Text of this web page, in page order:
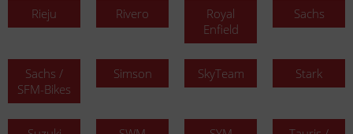
Rieju Rivero
Royal
Enfield
Sachs
Sachs /
SFM-Bikes
Simson SkyTeam Stark